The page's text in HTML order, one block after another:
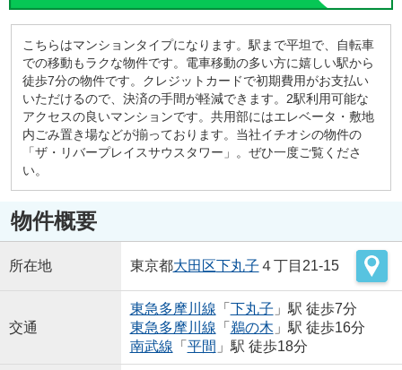
こちらはマンションタイプになります。駅まで平坦で、自転車
での移動もラクな物件です。電車移動の多い方に嬉しい駅から
徒歩7分の物件です。クレジットカードで初期費用がお支払い
いただけるので、決済の手間が軽減できます。2駅利用可能な
アクセスの良いマンションです。共用部にはエレベータ・敷地
内ごみ置き場などが揃っております。当社イチオシの物件の
「ザ・リバープレイスサウスタワー」。ぜひ一度ご覧くださ
い。
物件概要
所在地 東京都大田区 下丸子 ４丁目21-15
交通
東急多摩川線 「 下丸子 」駅 徒歩7分
東急多摩川線 「 鵜の木 」駅 徒歩16分
南武線 「 平間 」駅 徒歩18分